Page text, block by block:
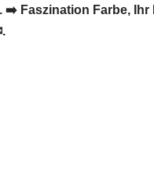
Faszination Farbe,